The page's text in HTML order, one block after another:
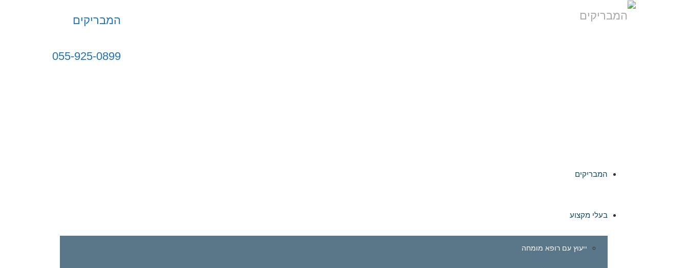
המבריקים
055-925-0899
המבריקים
בעלי מקצוע
ייעוץ עם רופא מומחה